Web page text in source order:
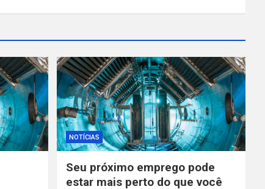
NOTÍCIAS
Seu próximo emprego pode
estar mais perto do que você